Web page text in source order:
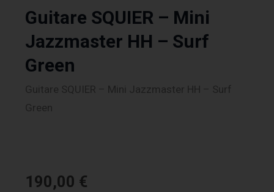
Guitare SQUIER – Mini
Jazzmaster HH – Surf
Green
Guitare SQUIER – Mini Jazzmaster HH – Surf
Green
190,00 €